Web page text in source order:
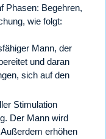
Phasen: Begehren,
wie folgt:
Mann, der
und daran
sich auf den
Stimulation
Der Mann wird
erhöhen